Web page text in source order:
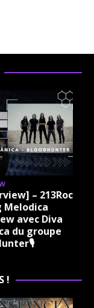
– 213Rock
Melodica
avec Diva
du groupe
!